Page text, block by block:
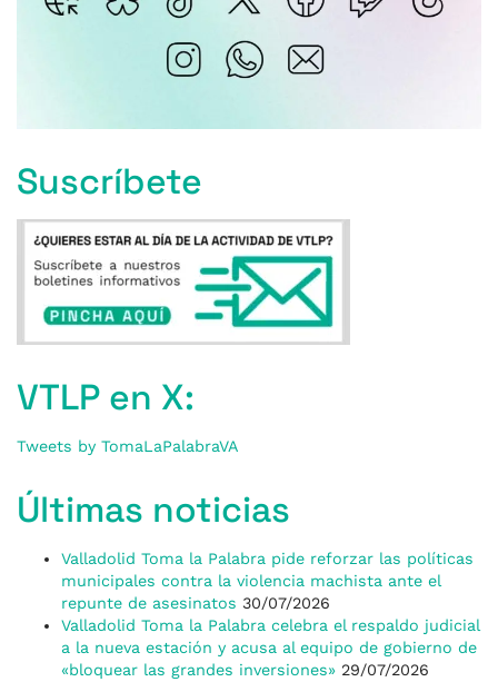
Suscríbete
VTLP en X:
Tweets by TomaLaPalabraVA
Últimas noticias
Valladolid Toma la Palabra pide reforzar las políticas
municipales contra la violencia machista ante el
repunte de asesinatos 30/07/2026
Valladolid Toma la Palabra celebra el respaldo judicial
a la nueva estación y acusa al equipo de gobierno de
«bloquear las grandes inversiones» 29/07/2026